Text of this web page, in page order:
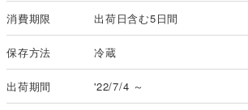
消費期限 出荷日含む5日間
保存方法 冷蔵
出荷期間 '22/7/4 ～